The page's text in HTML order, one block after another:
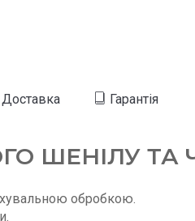
Доставка Гарантія
ШЕНІЛУ
обробкою.